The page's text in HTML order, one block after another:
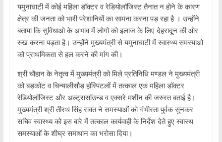
यमुनाघाटी में कोई महिला डॉक्टर व रेडियोलॉजिस्ट तैनात न होने के कारण
क्षेत्र की जनता को भारी परेशानियों का सामना करना पड़ रहा है । उन्होंने
बताया कि सुविधाओ के अभाव में लोगो को इलाज के लिए देहरादून की ओर
रुख करना पड़ता है। उन्होंने मुख्यमंत्री से यमुनाघाटी में स्वास्थ्य समस्याओ
को प्राथमिकता से हल करने की मांग की।
श्री चौहान के नेतृत्व में मुख्यमंत्री को मिले प्रतिनिधि मण्डल ने मुख्यमंत्री
को बड़कोट व चिन्यालीसौड़ हॉस्पिटलों में तत्काल एक महिला डॉक्टर
रेडियोलॉजिस्ट और अल्ट्रासॉउन्ड व एक्सरे मशीन की जरुरत बताई है।
मुख्यमंत्री श्री तीरथ सिंह रावत ने समस्याओं को गंभीरता पुर्वक सुनकर
सचिव स्वास्थ्य को इस बारे में तत्काल कार्यवाही के निर्देश देते हुए स्वास्थ
समस्याओं के शीघ्र समाधान का भरोसा दिया।